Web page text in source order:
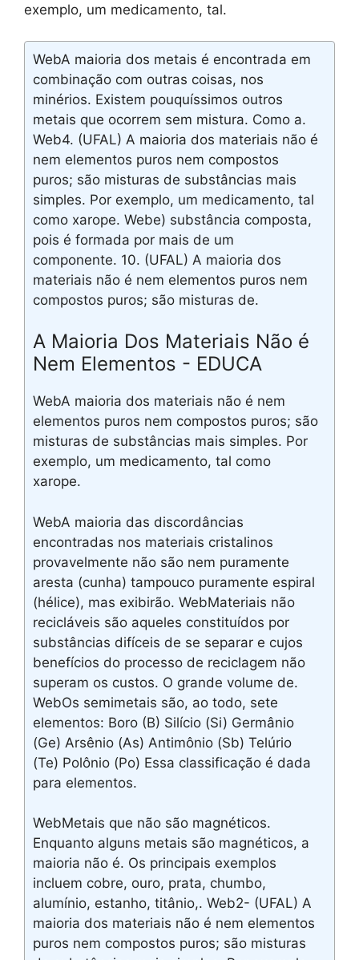
exemplo, um medicamento, tal.
WebA maioria dos metais é encontrada em
combinação com outras coisas, nos
minérios. Existem pouquíssimos outros
metais que ocorrem sem mistura. Como a.
Web4. (UFAL) A maioria dos materiais não é
nem elementos puros nem compostos
puros; são misturas de substâncias mais
simples. Por exemplo, um medicamento, tal
como xarope. Webe) substância composta,
pois é formada por mais de um
componente. 10. (UFAL) A maioria dos
materiais não é nem elementos puros nem
compostos puros; são misturas de.
A Maioria Dos Materiais Não é
Nem Elementos - EDUCA
WebA maioria dos materiais não é nem
elementos puros nem compostos puros; são
misturas de substâncias mais simples. Por
exemplo, um medicamento, tal como
xarope.
WebA maioria das discordâncias
encontradas nos materiais cristalinos
provavelmente não são nem puramente
aresta (cunha) tampouco puramente espiral
(hélice), mas exibirão. WebMateriais não
recicláveis são aqueles constituídos por
substâncias difíceis de se separar e cujos
benefícios do processo de reciclagem não
superam os custos. O grande volume de.
WebOs semimetais são, ao todo, sete
elementos: Boro (B) Silício (Si) Germânio
(Ge) Arsênio (As) Antimônio (Sb) Telúrio
(Te) Polônio (Po) Essa classificação é dada
para elementos.
WebMetais que não são magnéticos.
Enquanto alguns metais são magnéticos, a
maioria não é. Os principais exemplos
incluem cobre, ouro, prata, chumbo,
alumínio, estanho, titânio,. Web2- (UFAL) A
maioria dos materiais não é nem elementos
puros nem compostos puros; são misturas